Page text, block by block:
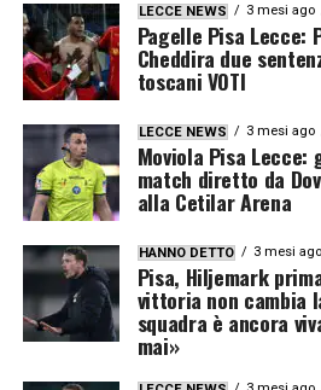
LECCE NEWS 3 mesi ago
Pagelle Pisa
Cheddira due
toscani VOTI
LECCE NEWS 3 mesi ago
Moviola Pisa
match diretto da
alla Cetilar Arena
HANNO DETTO 3 mesi ago
Pisa, Hiljemark
vittoria non cambia
squadra è ancora
mai»